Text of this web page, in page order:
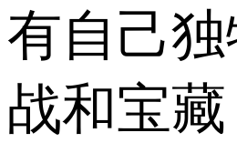
有自己
战和宝